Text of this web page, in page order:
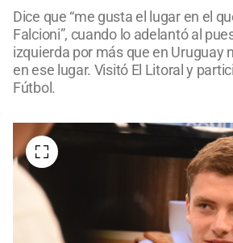
Dice que “me gusta el lugar en el
Falcioni”, cuando lo adelantó al
izquierda por más que en Uruguay
en ese lugar. Visitó El Litoral y
Fútbol.